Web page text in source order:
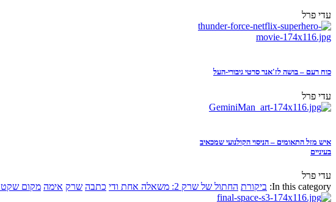
עדי פרל
כוח רעם – בושה לז'אנר סרטי גיבורי-העל
עדי פרל
איש מזל התאומים – הניסוי הקולנועי שמכאיב
בעיניים
עדי פרל
In this category: ביקורת החתול של שרק 2: משאלה אחת ודי כתבה שרק אימה מקום שקט 2